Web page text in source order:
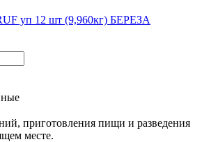
уп 12 шт (9,960кг) БЕРЕЗА
приготовления пищи и разведения
месте.